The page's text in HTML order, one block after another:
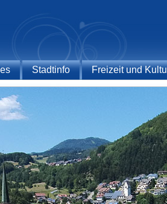
Stadtinfo Freizeit und